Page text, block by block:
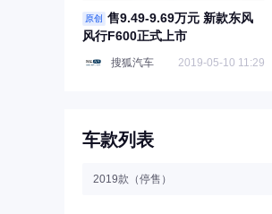
原创
售9.49-9.69万元 新款东风
风行F600正式上市
搜狐汽车 2019-05-10 11:29
车款列表
2019款（停售）